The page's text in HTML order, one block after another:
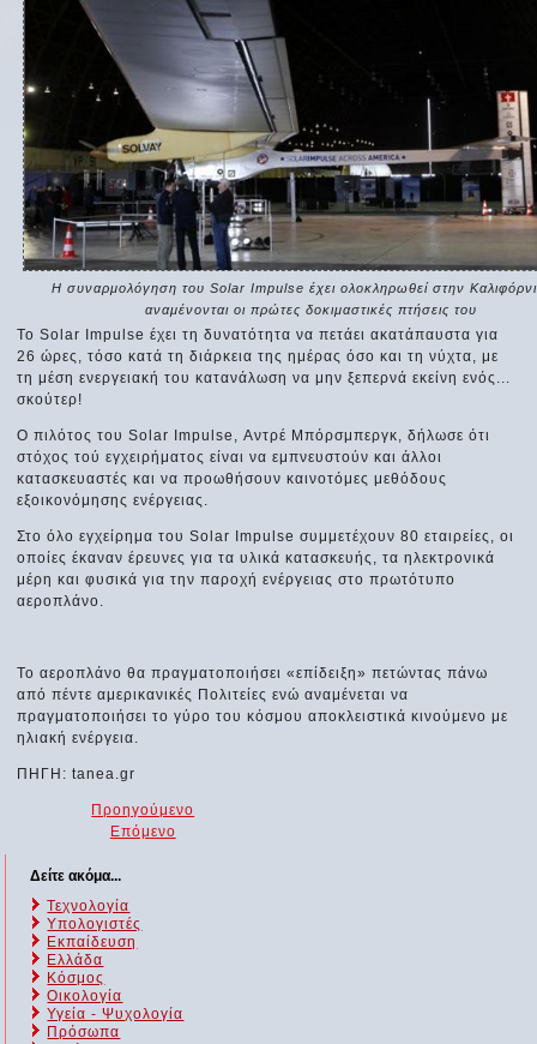
Η συναρμολόγηση του Solar Impulse έχει ολοκληρωθεί στην
αναμένονται οι πρώτες δοκιμαστικές πτήσεις του
Το Solar Impulse έχει τη δυνατότητα να πετάει ακατάπαυστα για
26 ώρες, τόσο κατά τη διάρκεια της ημέρας όσο και τη νύχτα, με
τη μέση ενεργειακή του κατανάλωση να μην ξεπερνά εκείνη ενός...
σκούτερ!
Ο πιλότος του Solar Impulse, Αντρέ Μπόρσμπεργκ, δήλωσε ότι
στόχος τού εγχειρήματος είναι να εμπνευστούν και άλλοι
κατασκευαστές και να προωθήσουν καινοτόμες μεθόδους
εξοικονόμησης ενέργειας.
Στο όλο εγχείρημα του Solar Impulse συμμετέχουν 80 εταιρείες, οι
οποίες έκαναν έρευνες για τα υλικά κατασκευής, τα ηλεκτρονικά
μέρη και φυσικά για την παροχή ενέργειας στο πρωτότυπο
αεροπλάνο.
Το αεροπλάνο θα πραγματοποιήσει «επίδειξη» πετώντας πάνω
από πέντε αμερικανικές Πολιτείες ενώ αναμένεται να
πραγματοποιήσει το γύρο του κόσμου αποκλειστικά κινούμενο με
ηλιακή ενέργεια.
ΠΗΓΗ: tanea.gr
Προηγούμενο
Επόμενο
Δείτε ακόμα...
Τεχνολογία
Υπολογιστές
Εκπαίδευση
Ελλάδα
Κόσμος
Οικολογία
Υγεία - Ψυχολογία
Πρόσωπα